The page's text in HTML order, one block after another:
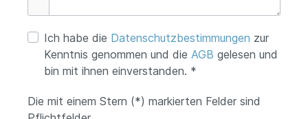
Ich habe die Datenschutzbestimmungen zur
Kenntnis genommen und die AGB gelesen und
bin mit ihnen einverstanden. *
Die mit einem Stern (*) markierten Felder sind